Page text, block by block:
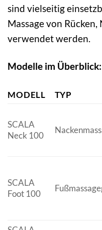
sind vielseitig
Massage von
verwendet werden.
Modelle im Überblick:
MODELL TYP
SCALA
Neck 100
SCALA
Foot 100